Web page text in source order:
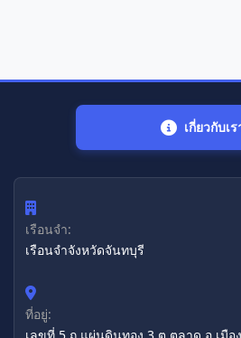
เกี่ยวกับเร
เรือนจำ:
เรือนจำจังหวัดจันทบุรี
ที่อยู่: